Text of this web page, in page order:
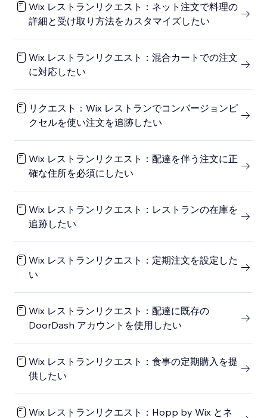
Wix レストランリクエスト：ネット注文で料理の
詳細と受け取り方法をカスタマイズしたい
Wix レストランリクエスト：混合カートでの注文
に対応したい
リクエスト：Wix レストランでコンバージョンピ
クセルを使い注文を追跡したい
Wix レストランリクエスト：配達を伴う注文に正
確な住所を必須にしたい
Wix レストランリクエスト：レストランの在庫を
追跡したい
Wix レストランリクエスト：定期注文を設定した
い
Wix レストランリクエスト：配達に既存の
DoorDash アカウントを使用したい
Wix レストランリクエスト：食事の定期購入を提
供したい
Wix レストランリクエスト：Hopp by Wix とネ